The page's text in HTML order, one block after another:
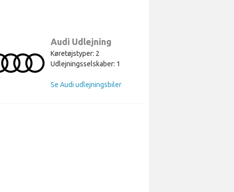
Audi Udlejning
Køretøjstyper: 2
Udlejningsselskaber: 1
Se Audi udlejningsbiler